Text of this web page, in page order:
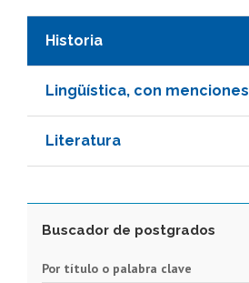
Historia
Lingüística, con menciones
Literatura
Buscador de postgrados
Por título o palabra clave